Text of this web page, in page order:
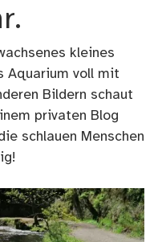
kleines
Aquarium voll mit
Bildern schaut
privaten Blog
schlauen Menschen